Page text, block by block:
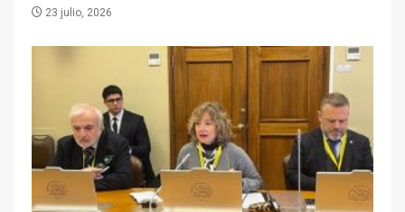
23 julio, 2026